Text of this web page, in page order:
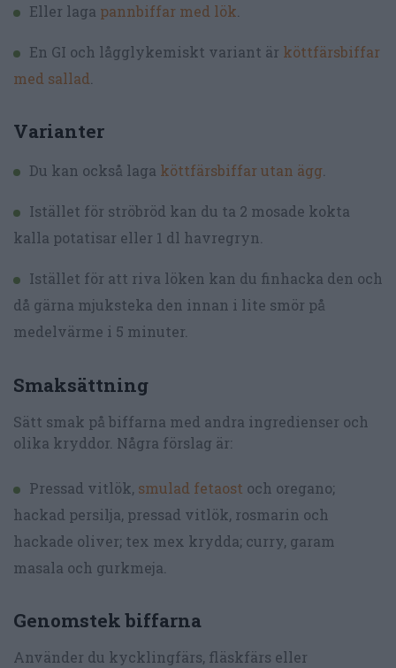
Eller laga pannbiffar med lök
En GI och lågglykemiskt variant är köttfärsbiffar
med sallad
Varianter
Du kan också laga köttfärsbiffar utan ägg.
Istället för ströbröd kan du ta 2 mosade kokta
kalla potatisar eller 1 dl havregryn.
Istället för att riva löken kan du finhacka den och
då gärna mjuksteka den innan i lite smör på
medelvärme i 5 minuter.
Smaksättning
Sätt smak på biffarna med andra ingredienser och
olika kryddor. Några förslag är:
Pressad vitlök, smulad fetaost och oregano;
hackad persilja, pressad vitlök, rosmarin och
hackade oliver; tex mex krydda; curry, garam
masala och gurkmeja.
Genomstek biffarna
Använder du kycklingfärs, fläskfärs eller